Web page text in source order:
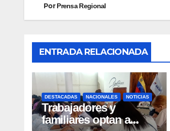
PorPrensa Regional
ENTRADA RELACIONADA
DESTACADAS NACIONALES NOTICIAS
Trabajadores y
familiares optan a